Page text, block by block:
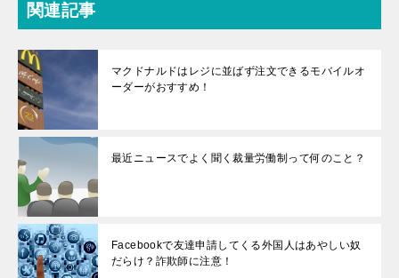
関連記事
マクドナルドはレジに並ばず注文できるモバイルオ
ーダーがおすすめ！
最近ニュースでよく聞く裁量労働制って何のこと？
Facebookで友達申請してくる外国人はあやしい奴
だらけ？詐欺師に注意！